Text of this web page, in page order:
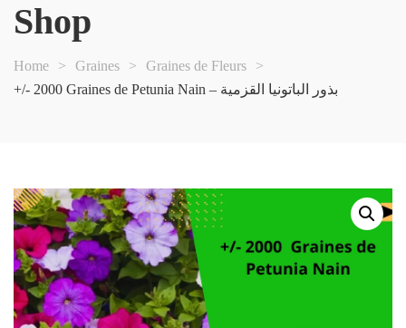
Shop
Home > Graines > Graines de Fleurs
>
+/- 2000 Graines de Petunia Nain – بذور الباتونيا القزمية